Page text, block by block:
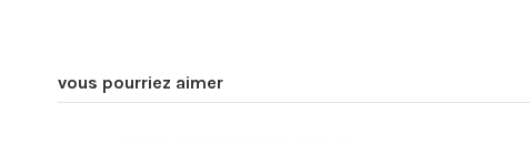
vous pourriez aimer